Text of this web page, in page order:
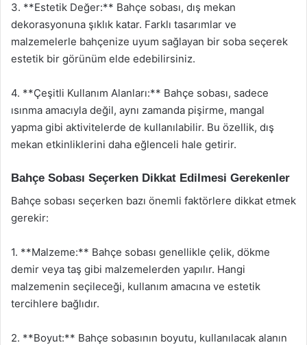
3. **Estetik Değer:** Bahçe sobası, dış mekan
dekorasyonuna şıklık katar. Farklı tasarımlar ve
malzemelerle bahçenize uyum sağlayan bir soba seçerek
estetik bir görünüm elde edebilirsiniz.
4. **Çeşitli Kullanım Alanları:** Bahçe sobası, sadece
ısınma amacıyla değil, aynı zamanda pişirme, mangal
yapma gibi aktivitelerde de kullanılabilir. Bu özellik, dış
mekan etkinliklerini daha eğlenceli hale getirir.
Bahçe Sobası Seçerken Dikkat Edilmesi Gerekenler
Bahçe sobası seçerken bazı önemli faktörlere dikkat etmek
gerekir:
1. **Malzeme:** Bahçe sobası genellikle çelik, dökme
demir veya taş gibi malzemelerden yapılır. Hangi
malzemenin seçileceği, kullanım amacına ve estetik
tercihlere bağlıdır.
2. **Boyut:** Bahçe sobasının boyutu, kullanılacak alanın